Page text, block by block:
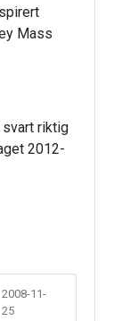
Mass
svart riktig
2012-
2008-11-
25